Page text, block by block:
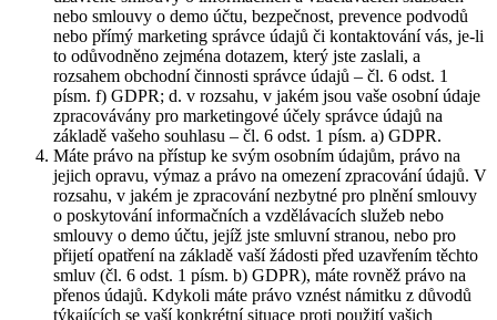
nebo smlouvy o demo účtu, bezpečnost, prevence podvodů
nebo přímý marketing správce údajů či kontaktování vás, je-li
to odůvodněno zejména dotazem, který jste zaslali, a
rozsahem obchodní činnosti správce údajů – čl. 6 odst. 1
písm. f) GDPR; d. v rozsahu, v jakém jsou vaše osobní údaje
zpracovávány pro marketingové účely správce údajů na
základě vašeho souhlasu – čl. 6 odst. 1 písm. a) GDPR.
Máte právo na přístup ke svým osobním údajům, právo na
jejich opravu, výmaz a právo na omezení zpracování údajů. V
rozsahu, v jakém je zpracování nezbytné pro plnění smlouvy
o poskytování informačních a vzdělávacích služeb nebo
smlouvy o demo účtu, jejíž jste smluvní stranou, nebo pro
přijetí opatření na základě vaší žádosti před uzavřením těchto
smluv (čl. 6 odst. 1 písm. b) GDPR), máte rovněž právo na
přenos údajů. Kdykoli máte právo vznést námitku z důvodů
týkajících se vaší konkrétní situace proti použití vašich